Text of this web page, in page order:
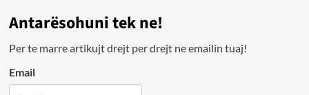
Antarësohuni tek ne!
Per te marre artikujt drejt per drejt ne emailin tuaj!
Email